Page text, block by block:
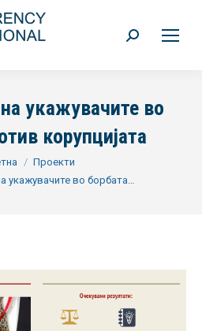
Search:
укажувачите во
корупцијата
Проекти
укажувачите во борбата…